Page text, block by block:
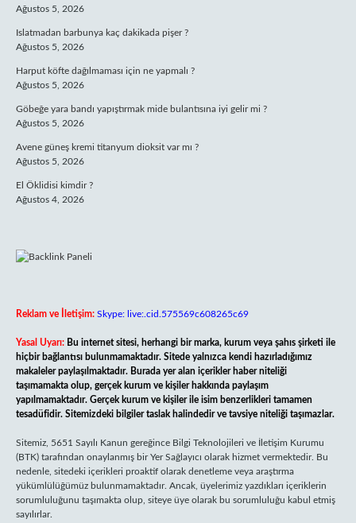
Ağustos 5, 2026
Islatmadan barbunya kaç dakikada pişer ?
Ağustos 5, 2026
Harput köfte dağılmaması için ne yapmalı ?
Ağustos 5, 2026
Göbeğe yara bandı yapıştırmak mide bulantısına iyi gelir mi ?
Ağustos 5, 2026
Avene güneş kremi titanyum dioksit var mı ?
Ağustos 5, 2026
El Öklidisi kimdir ?
Ağustos 4, 2026
Reklam ve İletişim: Skype: live:.cid.575569c608265c69
Yasal Uyarı: Bu internet sitesi, herhangi bir marka, kurum veya şahıs şirketi ile
hiçbir bağlantısı bulunmamaktadır. Sitede yalnızca kendi hazırladığımız
makaleler paylaşılmaktadır. Burada yer alan içerikler haber niteliği
taşımamakta olup, gerçek kurum ve kişiler hakkında paylaşım
yapılmamaktadır. Gerçek kurum ve kişiler ile isim benzerlikleri tamamen
tesadüfidir. Sitemizdeki bilgiler taslak halindedir ve tavsiye niteliği taşımazlar.
Sitemiz, 5651 Sayılı Kanun gereğince Bilgi Teknolojileri ve İletişim Kurumu
(BTK) tarafından onaylanmış bir Yer Sağlayıcı olarak hizmet vermektedir. Bu
nedenle, sitedeki içerikleri proaktif olarak denetleme veya araştırma
yükümlülüğümüz bulunmamaktadır. Ancak, üyelerimiz yazdıkları içeriklerin
sorumluluğunu taşımakta olup, siteye üye olarak bu sorumluluğu kabul etmiş
sayılırlar.